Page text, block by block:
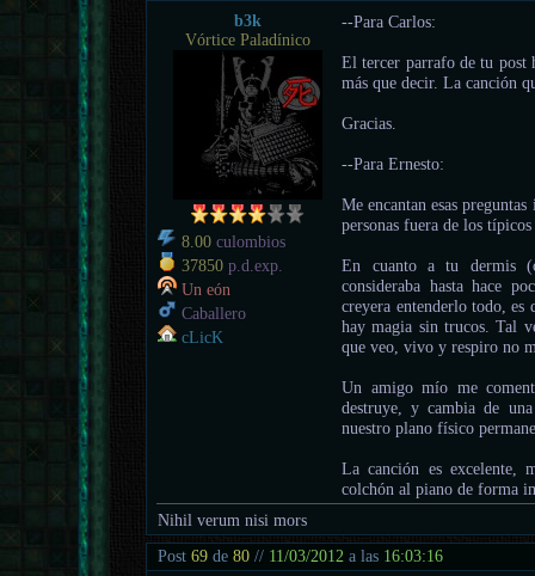
b3k
Vórtice Paladínico
8.00 culombios
37850 p.d.exp.
Un eón
Caballero
cLicK
--Para Carlos:
El tercer parrafo de tu post
más que decir. La canción
Gracias.
--Para Ernesto:
Me encantan esas
personas fuera de los
En cuanto a tu dermis
consideraba hasta hace
creyera entenderlo todo, es
hay magia sin trucos. Tal
que veo, vivo y respiro no
Un amigo mío me
destruye, y cambia de
nuestro plano físico
La canción es excelente,
colchón al piano de forma
Nihil verum nisi mors
Post69 de80 // 11/03/2012 a las 16:03:16